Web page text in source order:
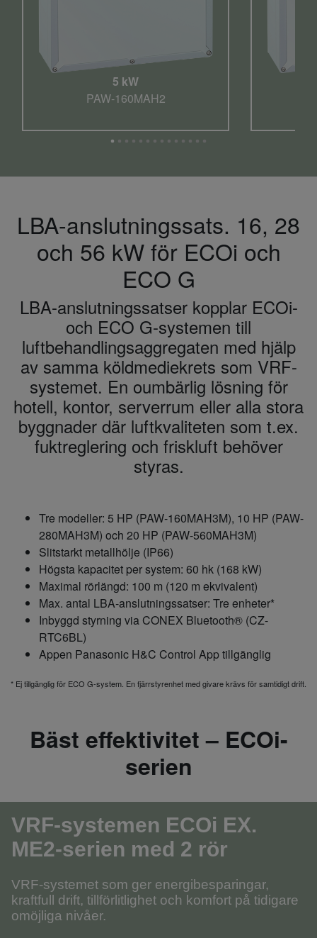
5 kW
PAW-160MAH2
LBA-anslutningssats. 16, 28
och 56 kW för ECOi och
ECO G
LBA-anslutningssatser kopplar ECOi-
och ECO G-systemen till
luftbehandlingsaggregaten med hjälp
av samma köldmediekrets som VRF-
systemet. En oumbärlig lösning för
hotell, kontor, serverrum eller alla stora
byggnader där luftkvaliteten som t.ex.
fuktreglering och friskluft behöver
styras.
Tre modeller: 5 HP (PAW-160MAH3M), 10 HP (PAW-
280MAH3M) och 20 HP (PAW-560MAH3M)
Slitstarkt metallhölje (IP66)
Högsta kapacitet per system: 60 hk (168 kW)
Maximal rörlängd: 100 m (120 m ekvivalent)
Max. antal LBA-anslutningssatser: Tre enheter*
Inbyggd styrning via CONEX Bluetooth® (CZ-
RTC6BL)
Appen Panasonic H&C Control App tillgänglig
* Ej tillgänglig för ECO G-system. En fjärrstyrenhet med givare krävs för samtidigt drift.
Bäst effektivitet – ECOi-
serien
VRF-systemen ECOi EX.
ME2-serien med 2 rör
VRF-systemet som ger energibesparingar,
kraftfull drift, tillförlitlighet och komfort på tidigare
omöjliga nivåer.